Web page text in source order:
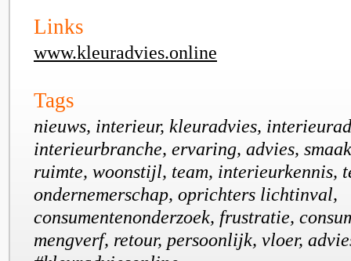
Links
www.kleuradvies.online
Tags
nieuws, interieur, kleuradvies,
interieurbranche, ervaring, advies,
ruimte, woonstijl, team, interieurkennis,
ondernemerschap, oprichters lichtinval,
consumentenonderzoek, frustratie,
mengverf, retour, persoonlijk, vloer,